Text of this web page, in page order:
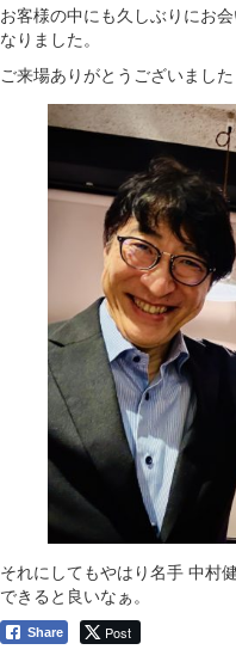
お客様の中にも久しぶりにお
なりました。
ご来場ありがとうございました
それにしてもやはり名手 中村
できると良いなぁ。
Share Post